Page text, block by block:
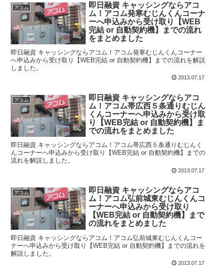
アコム
即日融資 キャッシングならアコ
ム！アコム発寒むじんくんコーナ
ーへ申込みから受け取り【WEB
完結 or 自動契約機】までの流れ
をまとめました
即日融資 キャッシングならアコム！アコム発寒むじんくんコーナー
へ申込みから受け取り【WEB完結 or 自動契約機】までの流れを解説
しました。
2013.07.17
アコム
即日融資 キャッシングならアコ
ム！アコム帯広西５条通りむじん
くんコーナーへ申込みから受け取
り【WEB完結 or 自動契約機】ま
での流れをまとめました
即日融資 キャッシングならアコム！アコム帯広西５条通りむじんく
んコーナーへ申込みから受け取り【WEB完結 or 自動契約機】までの
流れを解説しました。
2013.07.17
アコム
即日融資 キャッシングならアコ
ム！アコム弘前城東むじんくんコ
ーナーへ申込みから受け取り
【WEB完結 or 自動契約機】まで
の流れをまとめました
即日融資 キャッシングならアコム！アコム弘前城東むじんくんコー
ナーへ申込みから受け取り【WEB完結 or 自動契約機】までの流れを
解説しました。
2013.07.17